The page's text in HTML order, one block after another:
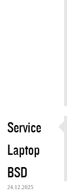
Service
Laptop
BSD
24.12.2025